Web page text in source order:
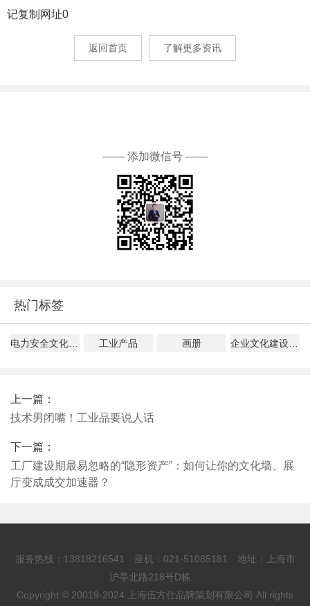
记复制网址0
返回首页 了解更多资讯
—— 添加微信号 ——
热门标签
工业产品 画册
上一篇：
技术男闭嘴！工业品要说人话
下一篇：
工厂建设期最易忽略的“隐形资产”：如何让你的文化墙、展
厅变成成交加速器？
服务热线：13818216541 座机：021-51085181 地址：上海市
沪亭北路218号D栋
Copyright © 20019-2024 上海伍方仕品牌策划有限公司 All rights